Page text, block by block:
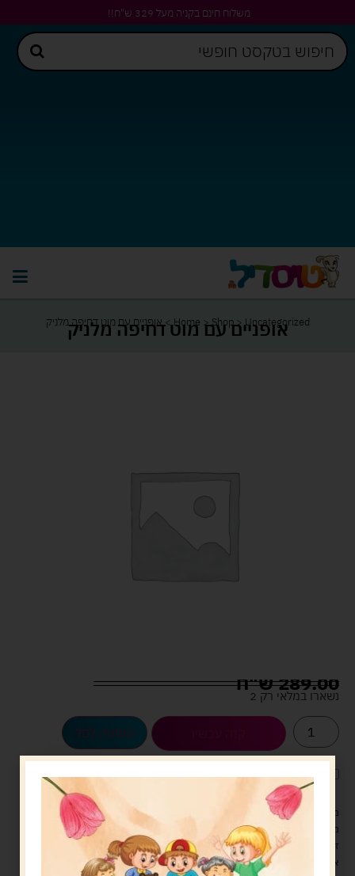
משלוח חינם בקניה מעל 329 ש"ח!!
Home >Shop>Uncategorized
>אופניים עם מוט דחיפה מלניק
אופניים עם מוט דחיפה מלניק
289.00ש"ח
נשארו במלאי רק 2
הוספה לסל
לארוז את המוצר באריזת מתנה5.00 ש"ח ?
מעל 329 ש"ח, משלוח עם שליח עד הבית חינם! – 0 ₪
משלוח עם שליח עד הבית: 29 ש"ח
זמן אספקה: עד 4 ימי עסקים.
איסוף עצמי: מ"ביתר טויס" רחוב בניין דוד 18, ביתר עילית.